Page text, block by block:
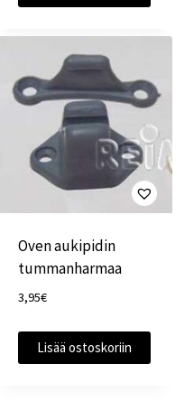
Oven aukipidin
tummanharmaa
3,95€
Lisää ostoskoriin